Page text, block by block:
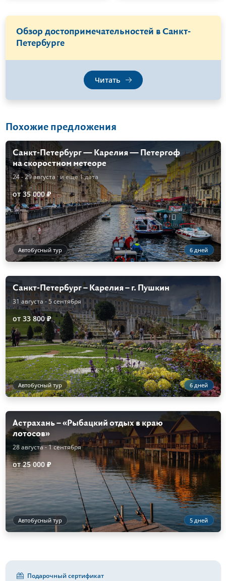
Обзор достопримечательностей в Санкт-
Петербурге
Читать
Похожие предложения
Санкт-Петербург — Карелия — Петергоф
на скоростном метеоре
24 - 29 августа· и еще 1 дата
от 35 000 ₽
Автобусный тур 6 дней
Санкт-Петербург – Карелия – г. Пушкин
31 августа - 5 сентября
от 33 800 ₽
Автобусный тур 6 дней
Астрахань – «Рыбацкий отдых в краю
лотосов»
28 августа - 1 сентября
от 25 000 ₽
Автобусный тур 5 дней
Подарочный сертификат